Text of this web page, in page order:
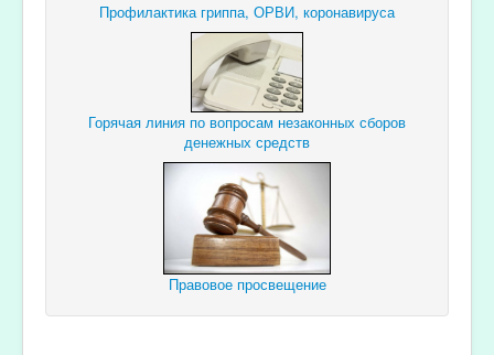
Профилактика гриппа, ОРВИ, коронавируса
Горячая линия по вопросам незаконных сборов
денежных средств
Правовое просвещение